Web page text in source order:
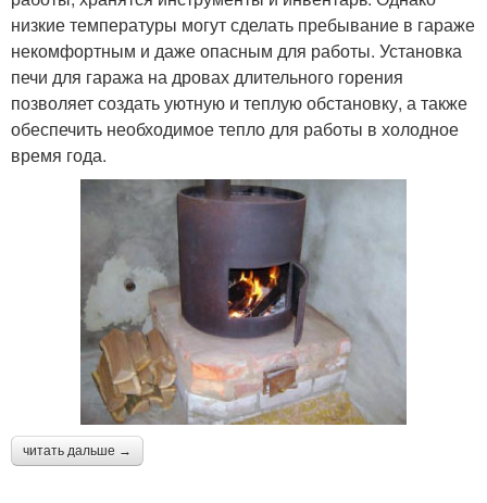
низкие температуры могут сделать пребывание в гараже
некомфортным и даже опасным для работы. Установка
печи для гаража на дровах длительного горения
позволяет создать уютную и теплую обстановку, а также
обеспечить необходимое тепло для работы в холодное
время года.
читать дальше →